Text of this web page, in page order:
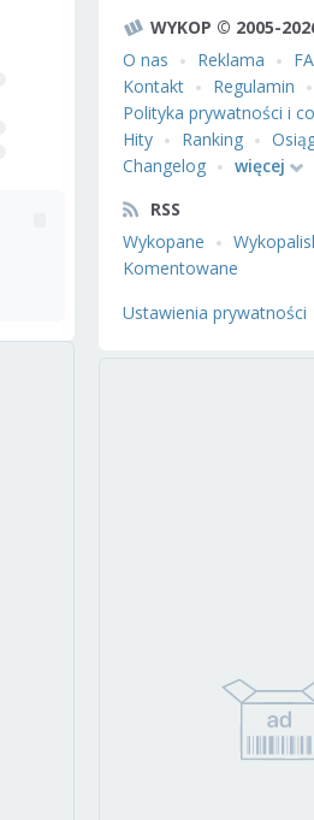
WYKOP © 2005-
O nas
Reklama
Kontakt
Regulamin
Polityka prywatności i
Hity
Ranking
Changelog
więcej
RSS
Wykopane
Komentowane
Ustawienia prywatności